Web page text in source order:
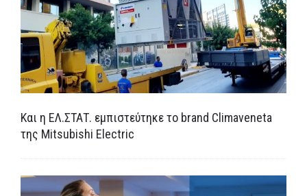
Και η ΕΛ.ΣΤΑΤ. εμπιστεύτηκε το brand Climaveneta
της Mitsubishi Electric